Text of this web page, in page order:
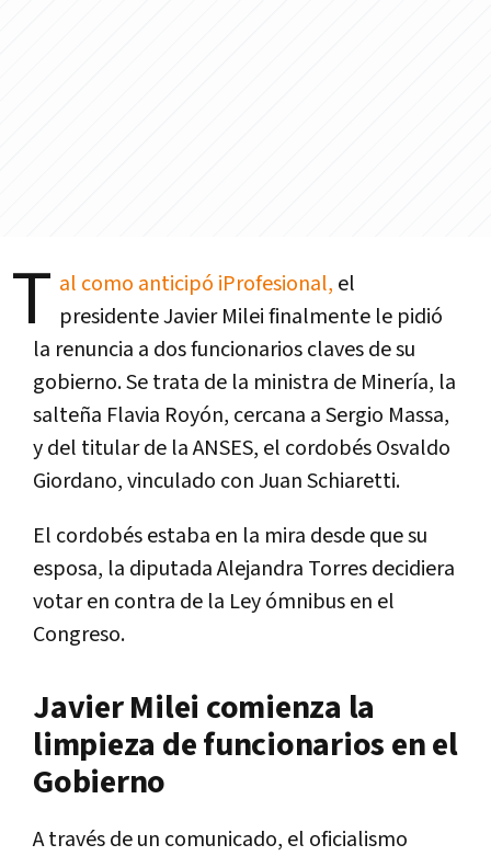
T al como anticipó iProfesional, el
presidente Javier Milei finalmente le pidió
la renuncia a dos funcionarios claves de su
gobierno. Se trata de la ministra de Minería, la
salteña Flavia Royón, cercana a Sergio Massa,
y del titular de la ANSES, el cordobés Osvaldo
Giordano, vinculado con Juan Schiaretti.
El cordobés estaba en la mira desde que su
esposa, la diputada Alejandra Torres decidiera
votar en contra de la Ley ómnibus en el
Congreso.
Javier Milei comienza la
limpieza de funcionarios en el
Gobierno
A través de un comunicado, el oficialismo